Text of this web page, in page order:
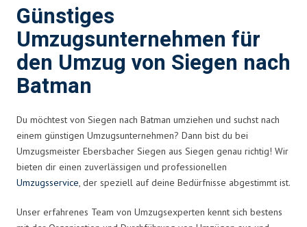
Günstiges
Umzugsunternehmen für
den Umzug von Siegen nach
Batman
Du möchtest von Siegen nach Batman umziehen und suchst nach
einem günstigen Umzugsunternehmen? Dann bist du bei
Umzugsmeister Ebersbacher Siegen aus Siegen genau richtig! Wir
bieten dir einen zuverlässigen und professionellen
Umzugsservice, der speziell auf deine Bedürfnisse abgestimmt ist.
Unser erfahrenes Team von Umzugsexperten kennt sich bestens